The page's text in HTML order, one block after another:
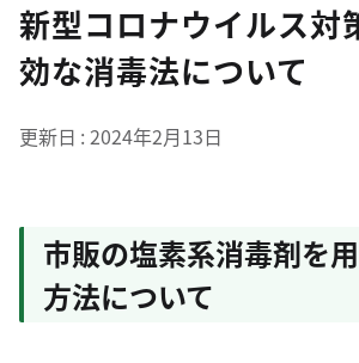
新型コロナウイルス対
効な消毒法について
更新日 2024年2月13日
市販の塩素系消毒剤を
方法について